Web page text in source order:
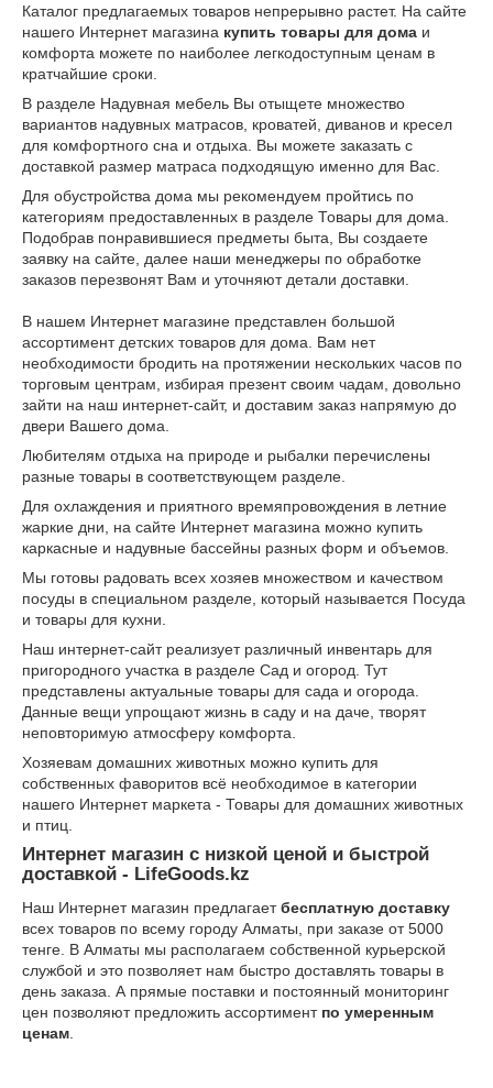
Каталог предлагаемых товаров непрерывно растет. На сайте
нашего Интернет магазина купить товары для дома и
комфорта можете по наиболее легкодоступным ценам в
кратчайшие сроки.
В разделе Надувная мебель Вы отыщете множество
вариантов надувных матрасов, кроватей, диванов и кресел
для комфортного сна и отдыха. Вы можете заказать с
доставкой размер матраса подходящую именно для Вас.
Для обустройства дома мы рекомендуем пройтись по
категориям предоставленных в разделе Товары для дома.
Подобрав понравившиеся предметы быта, Вы создаете
заявку на сайте, далее наши менеджеры по обработке
заказов перезвонят Вам и уточняют детали доставки.
В нашем Интернет магазине представлен большой
ассортимент детских товаров для дома. Вам нет
необходимости бродить на протяжении нескольких часов по
торговым центрам, избирая презент своим чадам, довольно
зайти на наш интернет-сайт, и доставим заказ напрямую до
двери Вашего дома.
Любителям отдыха на природе и рыбалки перечислены
разные товары в соответствующем разделе.
Для охлаждения и приятного времяпровождения в летние
жаркие дни, на сайте Интернет магазина можно купить
каркасные и надувные бассейны разных форм и объемов.
Мы готовы радовать всех хозяев множеством и качеством
посуды в специальном разделе, который называется Посуда
и товары для кухни.
Наш интернет-сайт реализует различный инвентарь для
пригородного участка в разделе Сад и огород. Тут
представлены актуальные товары для сада и огорода.
Данные вещи упрощают жизнь в саду и на даче, творят
неповторимую атмосферу комфорта.
Хозяевам домашних животных можно купить для
собственных фаворитов всё необходимое в категории
нашего Интернет маркета - Товары для домашних животных
и птиц.
Интернет магазин с низкой ценой и быстрой
доставкой - LifeGoods.kz
Наш Интернет магазин предлагаетбесплатную доставку
всех товаров по всему городу Алматы, при заказе от 5000
тенге. В Алматы мы располагаем собственной курьерской
службой и это позволяет нам быстро доставлять товары в
день заказа. А прямые поставки и постоянный мониторинг
цен позволяют предложить ассортимент по умеренным
ценам